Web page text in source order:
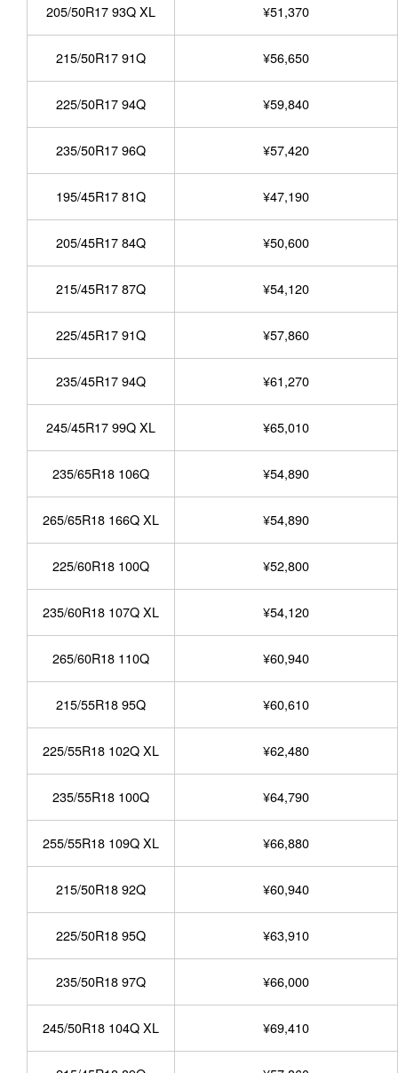
205/50R17 93Q XL ¥51,370
215/50R17 91Q ¥56,650
225/50R17 94Q ¥59,840
235/50R17 96Q ¥57,420
195/45R17 81Q ¥47,190
205/45R17 84Q ¥50,600
215/45R17 87Q ¥54,120
225/45R17 91Q ¥57,860
235/45R17 94Q ¥61,270
245/45R17 99Q XL ¥65,010
235/65R18 106Q ¥54,890
265/65R18 166Q XL ¥54,890
225/60R18 100Q ¥52,800
235/60R18 107Q XL ¥54,120
265/60R18 110Q ¥60,940
215/55R18 95Q ¥60,610
225/55R18 102Q XL ¥62,480
235/55R18 100Q ¥64,790
255/55R18 109Q XL ¥66,880
215/50R18 92Q ¥60,940
225/50R18 95Q ¥63,910
235/50R18 97Q ¥66,000
245/50R18 104Q XL ¥69,410